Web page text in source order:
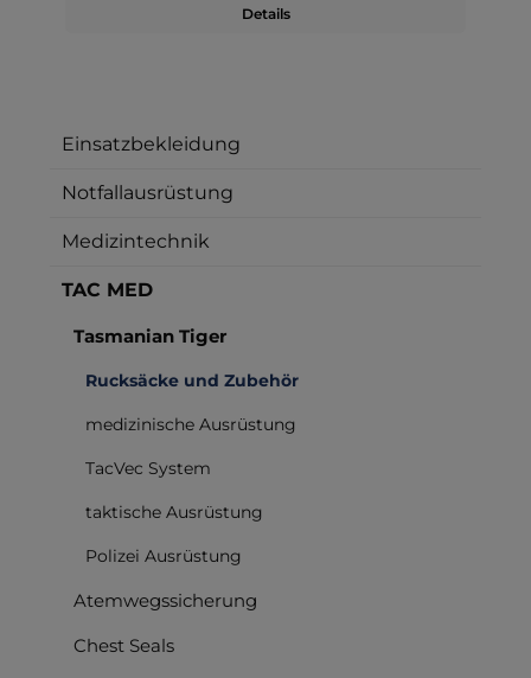
Details
Einsatzbekleidung
Notfallausrüstung
Medizintechnik
TAC MED
Tasmanian Tiger
Rucksäcke und Zubehör
medizinische Ausrüstung
TacVec System
taktische Ausrüstung
Polizei Ausrüstung
Atemwegssicherung
Chest Seals